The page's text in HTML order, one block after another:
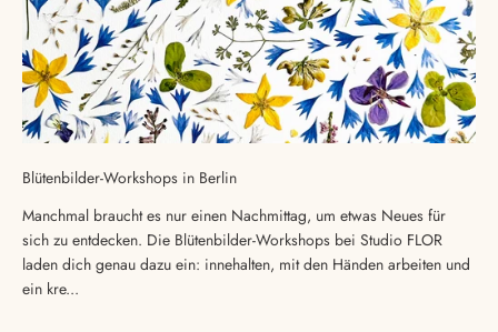
Blütenbilder-Workshops in Berlin
Manchmal braucht es nur einen Nachmittag, um etwas Neues für
sich zu entdecken. Die Blütenbilder-Workshops bei Studio FLOR
laden dich genau dazu ein: innehalten, mit den Händen arbeiten und
ein kre...